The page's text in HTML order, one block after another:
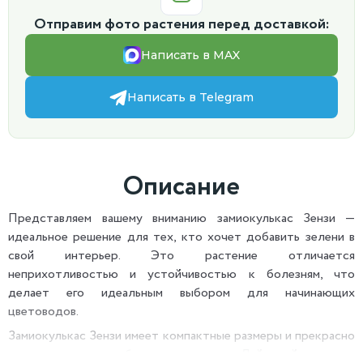
Отправим фото растения перед доставкой:
Написать в MAX
Написать в Telegram
Описание
Представляем вашему вниманию замиокулькас Зензи —
идеальное решение для тех, кто хочет добавить зелени в
свой интерьер. Это растение отличается
неприхотливостью и устойчивостью к болезням, что
делает его идеальным выбором для начинающих
цветоводов.
Замиокулькас Зензи имеет компактные размеры и прекрасно